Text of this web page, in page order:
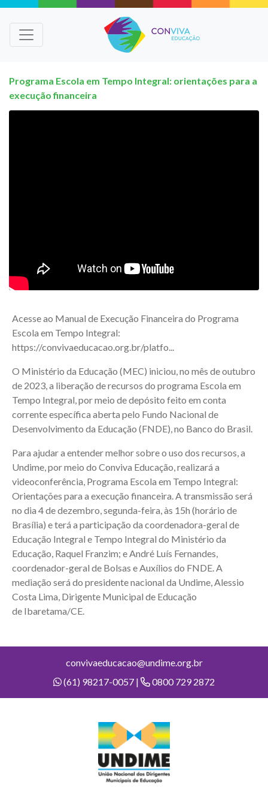
Programa Escola em Tempo Integral: orientações para a
execução financeira
Acesse ao Manual de Execução Financeira do Programa
Escola em Tempo Integral:
https://convivaeducacao.org.br/platfo...
O Ministério da Educação (MEC) iniciou, no mês de outubro
de 2023, a liberação de recursos do programa Escola em
Tempo Integral, por meio de depósito feito em conta
corrente específica aberta pelo Fundo Nacional de
Desenvolvimento da Educação (FNDE), no Banco do Brasil.
Para ajudar a entender melhor sobre o uso dos recursos, a
Undime, por meio do Conviva Educação, realizará a
videoconferência, Programa Escola em Tempo Integral:
Orientações para a execução financeira. A transmissão será
no dia 4 de dezembro, segunda-feira, às 15h (horário de
Brasília) e terá a participação da coordenadora-geral de
Educação Integral e Tempo Integral do Ministério da
Educação, Raquel Franzim; e André Luís Fernandes,
coordenador-geral de Bolsas e Auxílios do FNDE. A
mediação será do presidente nacional da Undime, Alessio
Costa Lima, Dirigente Municipal de Educação
de Ibaretama/CE.
convivaeducacao@undime.org.br
(61) 98217-0057 |
0800 729 2872